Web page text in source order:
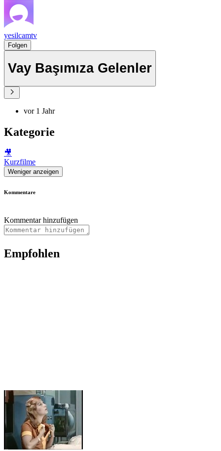
yesilcamtv
Folgen
Vay Başımıza Gelenler
vor 1 Jahr
Kategorie
🎥
Kurzfilme
Weniger anzeigen
Kommentare
Kommentar hinzufügen
Empfohlen